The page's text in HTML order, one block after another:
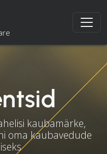
kaubamärke,
oma kaubavedude